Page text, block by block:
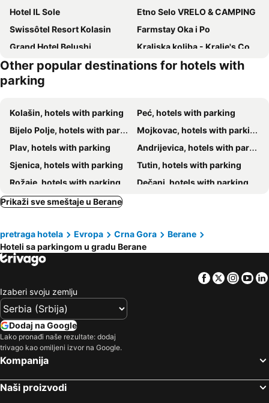
Hotel IL Sole
Etno Selo VRELO & CAMPING
Swissôtel Resort Kolasin
Farmstay Oka i Po
Grand Hotel Belushi
Kraljska koliba - Kralje's Cottage
Other popular destinations for hotels with
parking
Kolašin, hotels with parking
Peć, hotels with parking
Bijelo Polje, hotels with parking
Mojkovac, hotels with parking
Plav, hotels with parking
Andrijevica, hotels with parking
Sjenica, hotels with parking
Tutin, hotels with parking
Rožaje, hotels with parking
Dečani, hotels with parking
Prikaži sve smeštaje u Berane
pretraga hotela Evropa Crna Gora
Berane
Hoteli sa parkingom u gradu Berane
Facebook
Twitter
Izaberi svoju zemlju
Dodaj na Google
Lako pronađi naše rezultate: dodaj
trivago kao omiljeni izvor na Google.
Kompanija
Naši proizvodi